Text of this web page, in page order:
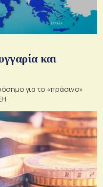
και
για το «πράσινο»